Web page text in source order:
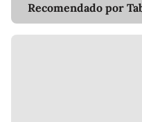
Recomendado por